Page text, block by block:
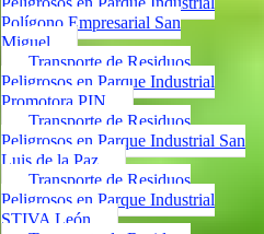
Polígono Empresarial San
Miguel
Transporte de Residuos
Peligrosos en Parque Industrial
Promotora PIN
Transporte de Residuos
Peligrosos en Parque Industrial San
Luis de la Paz
Transporte de Residuos
Peligrosos en Parque Industrial
STIVA León